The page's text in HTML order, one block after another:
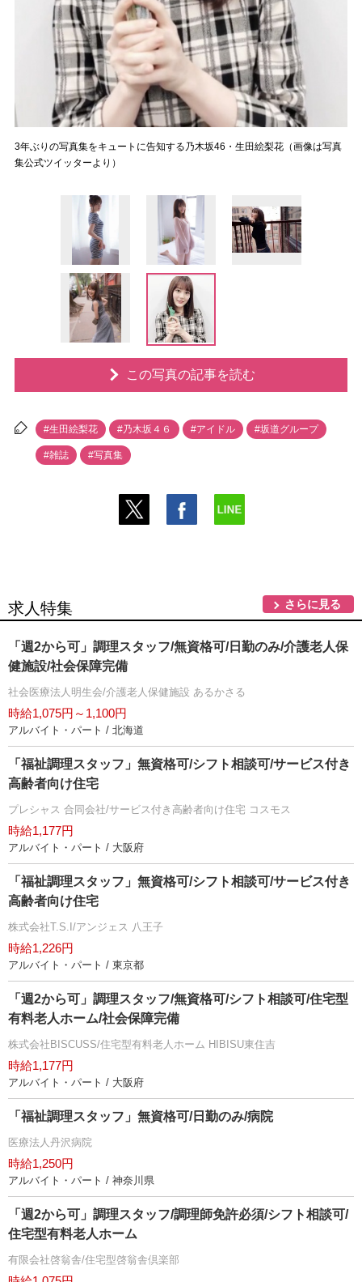
3年ぶりの写真集をキュートに告知する乃木坂46・生田絵梨花（画像は写真
集公式ツイッターより）
この写真の記事を読む
#生田絵梨花 #乃木坂４６ #アイドル #坂道グループ
#雑誌 #写真集
求人特集 さらに見る
「週2から可」調理スタッフ/無資格可/日勤のみ/介護老人保
健施設/社会保障完備
社会医療法人明生会/介護老人保健施設 あるかさる
時給1,075円～1,100円
アルバイト・パート / 北海道
「福祉調理スタッフ」無資格可/シフト相談可/サービス付き
高齢者向け住宅
プレシャス 合同会社/サービス付き高齢者向け住宅 コスモス
時給1,177円
アルバイト・パート / 大阪府
「福祉調理スタッフ」無資格可/シフト相談可/サービス付き
高齢者向け住宅
株式会社T.S.I/アンジェス 八王子
時給1,226円
アルバイト・パート / 東京都
「週2から可」調理スタッフ/無資格可/シフト相談可/住宅型
有料老人ホーム/社会保障完備
株式会社BISCUSS/住宅型有料老人ホーム HIBISU東住吉
時給1,177円
アルバイト・パート / 大阪府
「福祉調理スタッフ」無資格可/日勤のみ/病院
医療法人丹沢病院
時給1,250円
アルバイト・パート / 神奈川県
「週2から可」調理スタッフ/調理師免許必須/シフト相談可/
住宅型有料老人ホーム
有限会社啓翁舎/住宅型啓翁舎倶楽部